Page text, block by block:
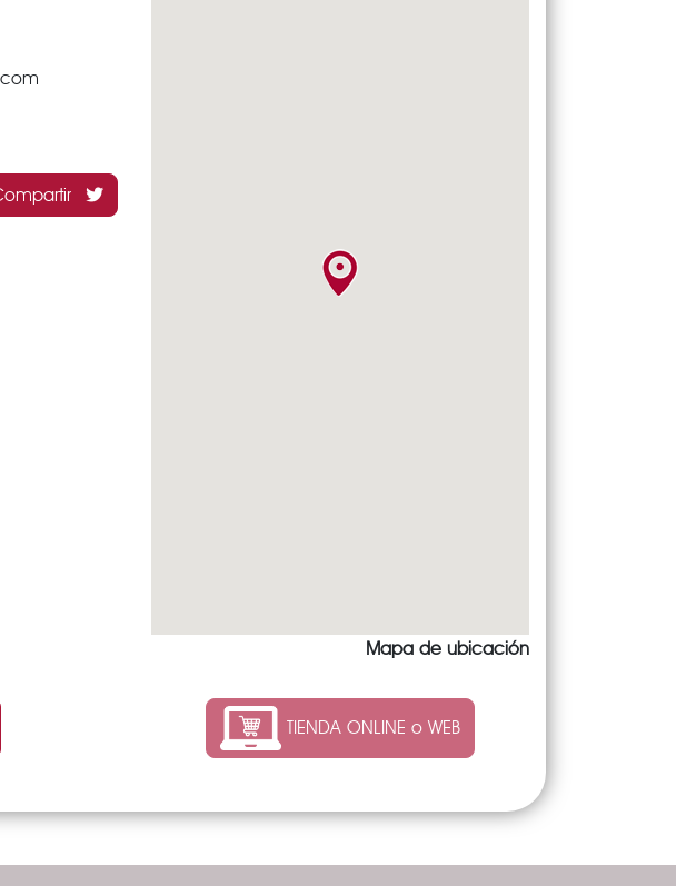
Mapa de ubicación
TIENDA ONLINE o WEB